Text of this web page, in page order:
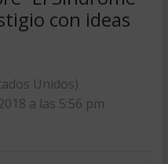
con ideas
Unidos)
a las 5:56 pm